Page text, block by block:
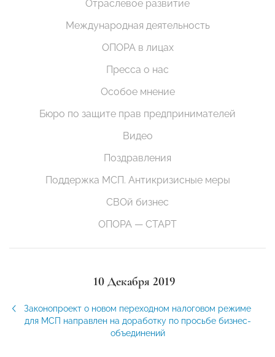
Отраслевое развитие
Международная деятельность
ОПОРА в лицах
Пресса о нас
Особое мнение
Бюро по защите прав предпринимателей
Видео
Поздравления
Поддержка МСП. Антикризисные меры
СВОй бизнес
ОПОРА — СТАРТ
10 Декабря 2019
Законопроект о новом переходном налоговом режиме
для МСП направлен на доработку по просьбе бизнес-
объединений